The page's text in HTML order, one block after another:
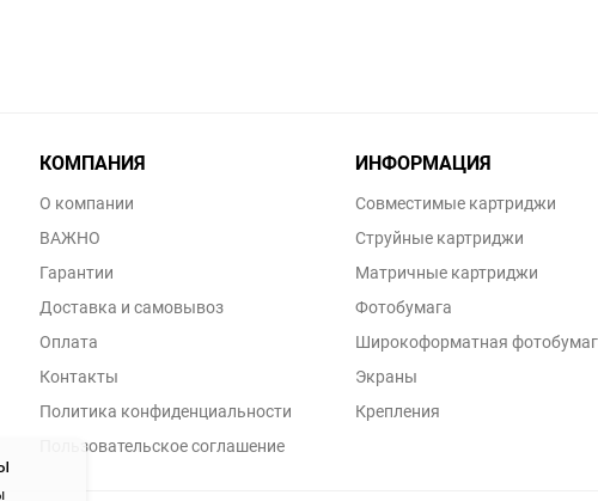
КОМПАНИЯ
О компании
ВАЖНО
Гарантии
Доставка и самовывоз
Оплата
Контакты
Политика конфиденциальности
Пользовательское соглашение
ИНФОРМАЦИЯ
Совместимые картриджи
Струйные картриджи
Матричные картриджи
Фотобумага
Широкоформатная
Экраны
Крепления